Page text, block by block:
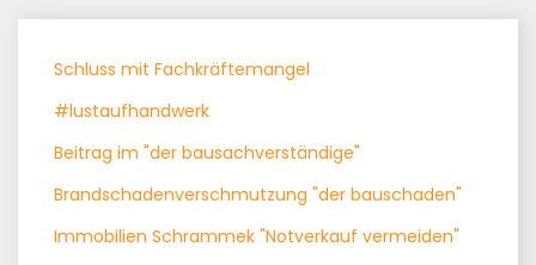
Schluss mit Fachkräftemangel
#lustaufhandwerk
Beitrag im "der bausachverständige"
Brandschadenverschmutzung "der bauschaden"
Immobilien Schrammek "Notverkauf vermeiden"